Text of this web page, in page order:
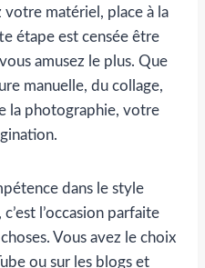
votre matériel, place à la
étape est censée être
amusez le plus. Que
manuelle, du collage,
la photographie, votre
dans le style
l’occasion parfaite
Vous avez le choix
ou sur les blogs et